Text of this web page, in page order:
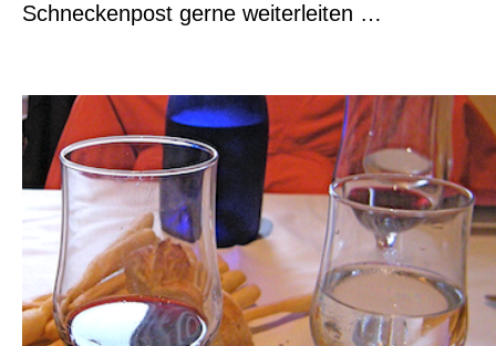
Schneckenpost gerne weiterleiten …